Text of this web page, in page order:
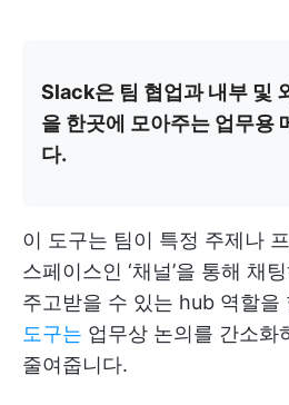
Slack은 팀 협업과 내부 및
을 한곳에 모아주는 업무용
다.
이 도구는 팀이 특정 주제나
스페이스인 ‘채널’을 통해 채
주고받을 수 있는 hub 역할을
도구는 업무상 논의를 간소화
줄여줍니다.